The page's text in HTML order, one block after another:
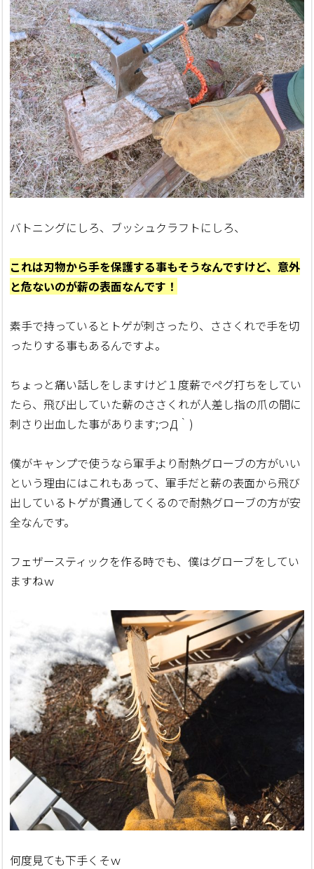
バトニングにしろ、ブッシュクラフトにしろ、
これは刃物から手を保護する事もそうなんですけど、意外
と危ないのが薪の表面なんです！
素手で持っているとトゲが刺さったり、ささくれで手を切
ったりする事もあるんですよ。
ちょっと痛い話しをしますけど１度薪でペグ打ちをしてい
たら、飛び出していた薪のささくれが人差し指の爪の間に
刺さり出血した事があります;つД｀)
僕がキャンプで使うなら軍手より耐熱グローブの方がいい
という理由にはこれもあって、軍手だと薪の表面から飛び
出しているトゲが貫通してくるので耐熱グローブの方が安
全なんです。
フェザースティックを作る時でも、僕はグローブをしてい
ますねｗ
何度見ても下手くそｗ